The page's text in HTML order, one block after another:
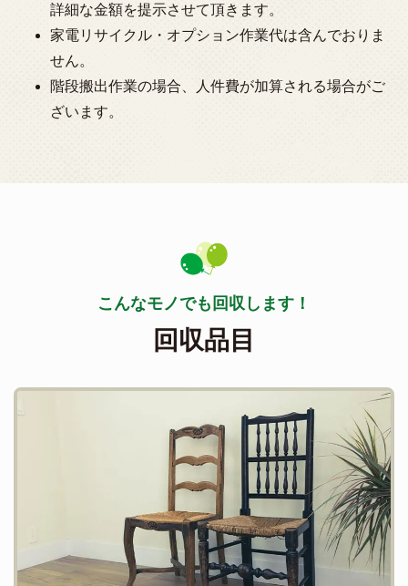
詳細な金額を提示させて頂きます。
家電リサイクル・オプション作業代は含んでおりま
せん。
階段搬出作業の場合、人件費が加算される場合がご
ざいます。
こんなモノでも回収します！
回収品目